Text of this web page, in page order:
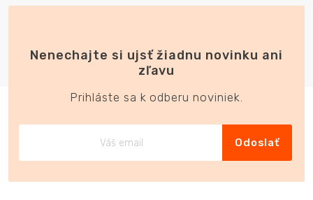
Nenechajte si ujsť žiadnu novinku ani
zľavu
Prihláste sa k odberu noviniek.
Odoslať